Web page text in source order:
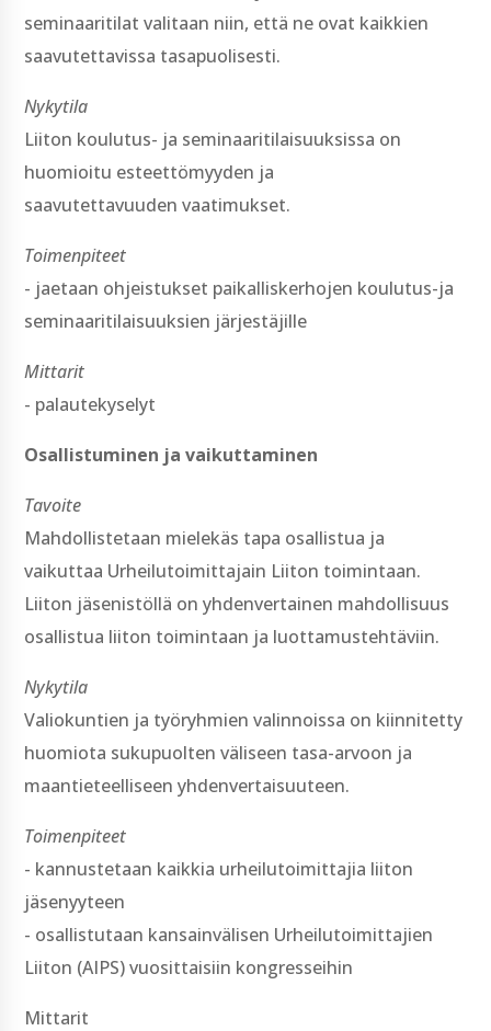
seminaaritilat valitaan niin, että ne ovat kaikkien
saavutettavissa tasapuolisesti.
Nykytila
Liiton koulutus-­ ja seminaaritilaisuuksissa on
huomioitu esteettömyyden ja
saavutettavuuden vaatimukset.
Toimenpiteet
-­ jaetaan ohjeistukset paikalliskerhojen koulutus-­ja
seminaaritilaisuuksien järjestäjille
Mittarit
-­ palautekyselyt
Osallistuminen ja vaikuttaminen
Tavoite
Mahdollistetaan mielekäs tapa osallistua ja
vaikuttaa Urheilutoimittajain Liiton toimintaan.
Liiton jäsenistöllä on yhdenvertainen mahdollisuus
osallistua liiton toimintaan ja luottamustehtäviin.
Nykytila
Valiokuntien ja työryhmien valinnoissa on kiinnitetty
huomiota sukupuolten väliseen tasa-­arvoon ja
maantieteelliseen yhdenvertaisuuteen.
Toimenpiteet
-­ kannustetaan kaikkia urheilutoimittajia liiton
jäsenyyteen
-­ osallistutaan kansainvälisen Urheilutoimittajien
Liiton (AIPS) vuosittaisiin kongresseihin
Mittarit